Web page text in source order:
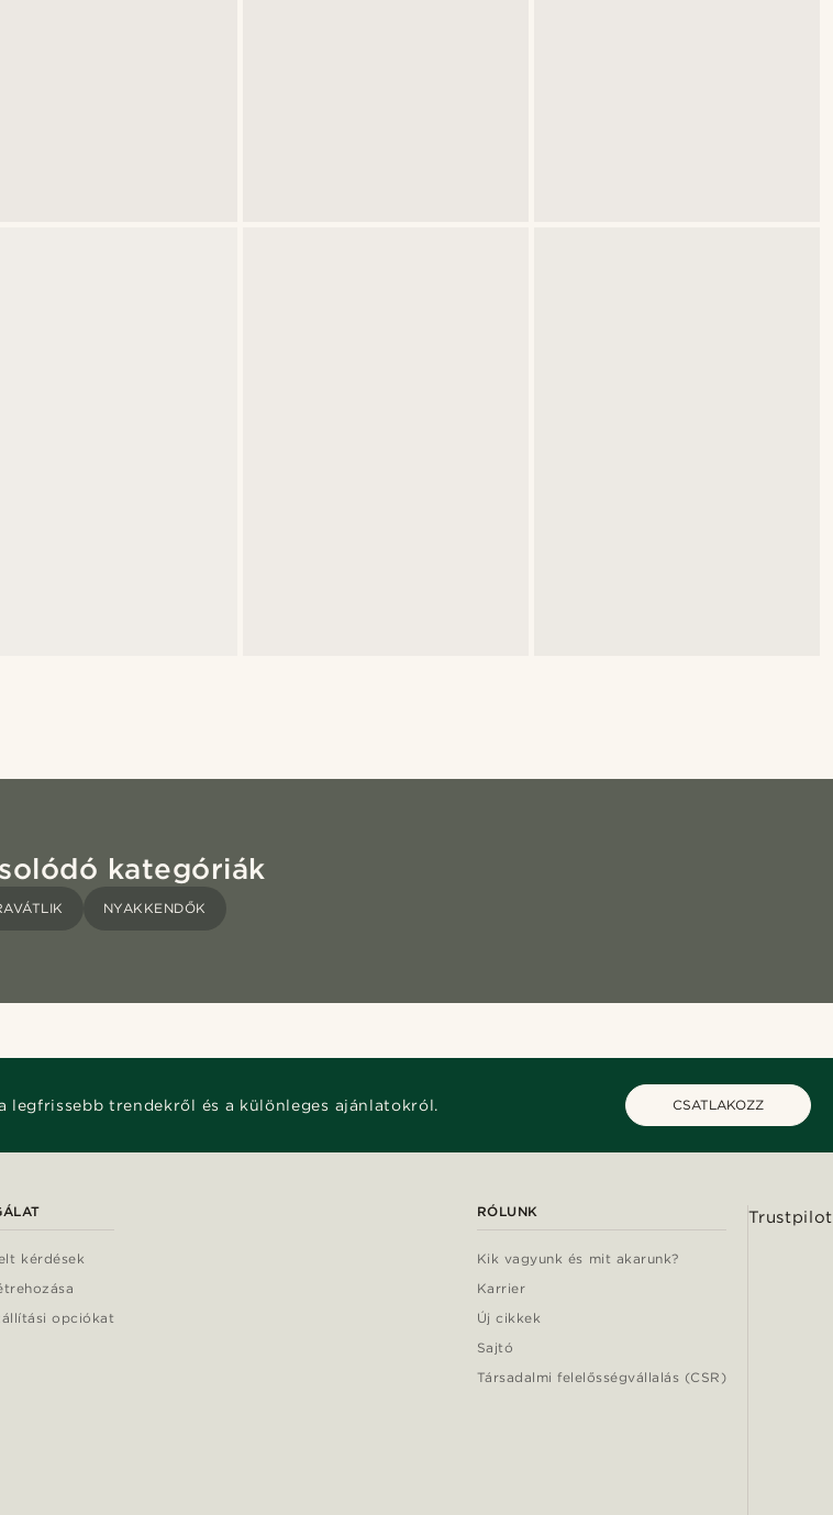
kategóriák
NYAKKENDŐK
legfrissebb trendekről és a különleges ajánlatokról. CSATLAKOZZ
kérdések
opciókat
RÓLUNK
Kik vagyunk és mit akarunk?
Karrier
Új cikkek
Sajtó
Társadalmi felelősségvállalás (CSR)
Trustpilot